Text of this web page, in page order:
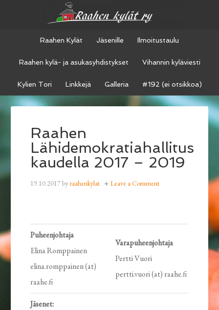
Raahen Kylät Jäsenille Ilmoitustaulu
Raahen kylä- ja asukasyhdistykset Vihannin kyläviesti
Kylien Tori Linkkejä Galleria #192 (ei otsikkoa)
Raahen
Lähidemokratiahallitus
kaudella 2017 – 2019
19.10.2017byraahenkylat Leave a Comment
Puheenjohtaja
Elina Romppainen
elina.romppainen (at)
raahe.fi
Varapuheenjohtaja
Pertti Vuori
pertti.vuori (at) raahe.fi
Jäsenet: